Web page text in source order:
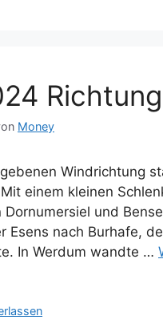
Money
Windrichtung
einem kleinen
Dornumersiel und
Esens nach Burhafe,
In Werdum wandte …